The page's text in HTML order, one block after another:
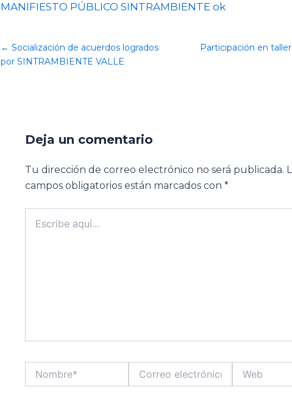
MANIFIESTO PÚBLICO SINTRAMBIENTE ok
← Socialización de acuerdos logrados
por SINTRAMBIENTE VALLE
Participación en
Deja un comentario
Tu dirección de correo electrónico no será publicada.
campos obligatorios están marcados con *
aquí...
electrónico*